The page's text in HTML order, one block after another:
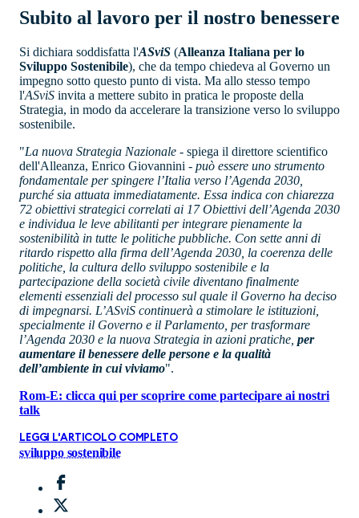
Subito al lavoro per il nostro benessere
Si dichiara soddisfatta l'ASviS (Alleanza Italiana per lo
Sviluppo Sostenibile), che da tempo chiedeva al Governo un
impegno sotto questo punto di vista. Ma allo stesso tempo
l'ASviS invita a mettere subito in pratica le proposte della
Strategia, in modo da accelerare la transizione verso lo sviluppo
sostenibile.
"La nuova Strategia Nazionale - spiega il direttore scientifico
dell'Alleanza, Enrico Giovannini - può essere uno strumento
fondamentale per spingere l’Italia verso l’Agenda 2030,
purché sia attuata immediatamente. Essa indica con chiarezza
72 obiettivi strategici correlati ai 17 Obiettivi dell’Agenda 2030
e individua le leve abilitanti per integrare pienamente la
sostenibilità in tutte le politiche pubbliche. Con sette anni di
ritardo rispetto alla firma dell’Agenda 2030, la coerenza delle
politiche, la cultura dello sviluppo sostenibile e la
partecipazione della società civile diventano finalmente
elementi essenziali del processo sul quale il Governo ha deciso
di impegnarsi. L’ASviS continuerà a stimolare le istituzioni,
specialmente il Governo e il Parlamento, per trasformare
l’Agenda 2030 e la nuova Strategia in azioni pratiche, per
aumentare il benessere delle persone e la qualità
dell’ambiente in cui viviamo".
Rom-E: clicca qui per scoprire come partecipare ai nostri
talk
LEGGI L'ARTICOLO COMPLETO
sviluppo sostenibile